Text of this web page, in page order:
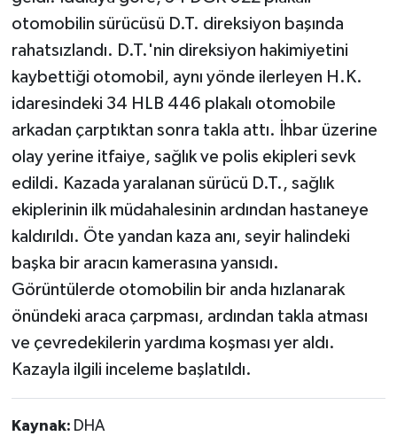
otomobilin sürücüsü D.T. direksiyon başında
rahatsızlandı. D.T.'nin direksiyon hakimiyetini
kaybettiği otomobil, aynı yönde ilerleyen H.K.
idaresindeki 34 HLB 446 plakalı otomobile
arkadan çarptıktan sonra takla attı. İhbar üzerine
olay yerine itfaiye, sağlık ve polis ekipleri sevk
edildi. Kazada yaralanan sürücü D.T., sağlık
ekiplerinin ilk müdahalesinin ardından hastaneye
kaldırıldı. Öte yandan kaza anı, seyir halindeki
başka bir aracın kamerasına yansıdı.
Görüntülerde otomobilin bir anda hızlanarak
önündeki araca çarpması, ardından takla atması
ve çevredekilerin yardıma koşması yer aldı.
Kazayla ilgili inceleme başlatıldı.
Kaynak: DHA